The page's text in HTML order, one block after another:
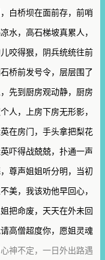
白桥坝在面前存，前哨
水，高石梯坡真累人，
咬得狠，阴兵统统往前
桥前发号令，层层围了
先到厨房观动静，厨房
人，上房下房无形影，
在房门，手头拿把梨花
吓得战兢兢，扑通一声
尊声姐姐听分明，当初
美，我该劝他早回心，
把命废，天天在外未回
高僧超度你，愿姐灵魂
神不定，一日外出路遇